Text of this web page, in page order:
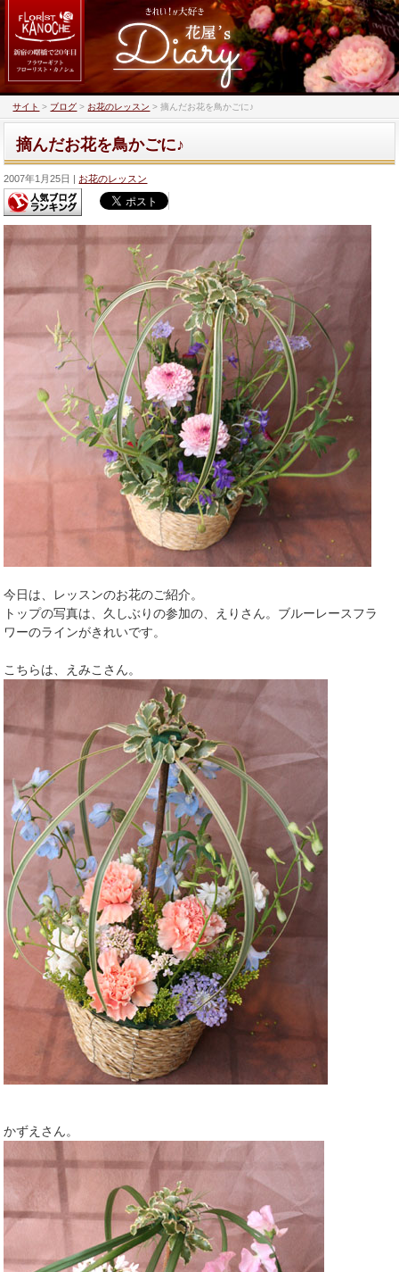
サイト > ブログ >お花のレッスン >摘んだお花を鳥かごに♪
摘んだお花を鳥かごに♪
2007年1月25日 お花のレッスン
今日は、レッスンのお花のご紹介。
トップの写真は、久しぶりの参加の、えりさん。ブルーレースフラ
ワーのラインがきれいです。
こちらは、えみこさん。
かずえさん。